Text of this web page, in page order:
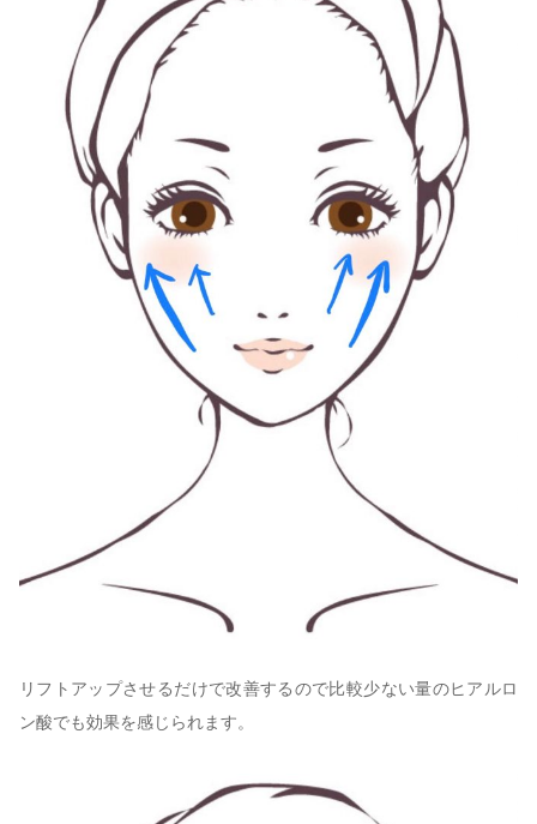
リフトアップさせるだけで改善するので比較少ない量のヒアルロ
ン酸でも効果を感じられます。